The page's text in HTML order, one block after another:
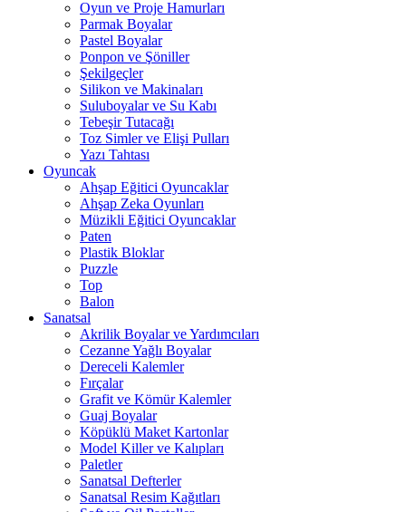
Oyun ve Proje Hamurları
Parmak Boyalar
Pastel Boyalar
Ponpon ve Şöniller
Şekilgeçler
Silikon ve Makinaları
Suluboyalar ve Su Kabı
Tebeşir Tutacağı
Toz Simler ve Elişi Pulları
Yazı Tahtası
Oyuncak
Ahşap Eğitici Oyuncaklar
Ahşap Zeka Oyunları
Müzikli Eğitici Oyuncaklar
Paten
Plastik Bloklar
Puzzle
Top
Balon
Sanatsal
Akrilik Boyalar ve Yardımcıları
Cezanne Yağlı Boyalar
Dereceli Kalemler
Fırçalar
Grafit ve Kömür Kalemler
Guaj Boyalar
Köpüklü Maket Kartonlar
Model Killer ve Kalıpları
Paletler
Sanatsal Defterler
Sanatsal Resim Kağıtları